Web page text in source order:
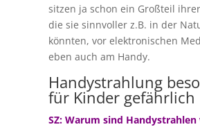
sitzen ja schon ein Großteil
die sie sinnvoller z.B. in der
könnten, vor elektronischen
eben auch am Handy.
Handystrahlung
für Kinder gefährlich
SZ: Warum sind